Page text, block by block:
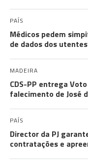
PAÍS
Médicos pedem
de dados dos utentes
MADEIRA
CDS-PP entrega
falecimento de José
PAÍS
Director da PJ
contratações e